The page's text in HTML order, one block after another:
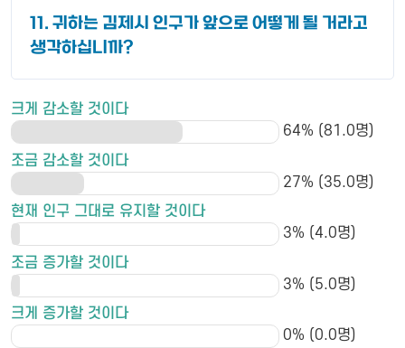
11. 귀하는 김제시 인구가 앞으로 어떻게 될 거라고
생각하십니까?
크게 감소할 것이다
64% (81.0명)
조금 감소할 것이다
27% (35.0명)
현재 인구 그대로 유지할 것이다
3% (4.0명)
조금 증가할 것이다
3% (5.0명)
크게 증가할 것이다
0% (0.0명)